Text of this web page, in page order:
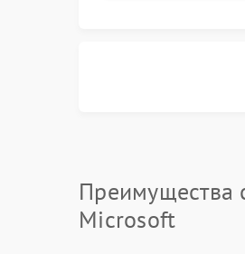
Преимущества
Microsoft